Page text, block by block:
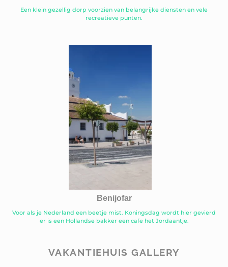
Een klein gezellig dorp voorzien van belangrijke diensten en vele
recreatieve punten.
Benijofar
Voor als je Nederland een beetje mist. Koningsdag wordt hier gevierd
er is een Hollandse bakker een cafe het Jordaantje.
VAKANTIEHUIS GALLERY